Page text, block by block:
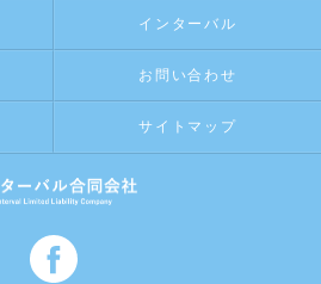
インターバル
お問い合わせ
サイトマップ